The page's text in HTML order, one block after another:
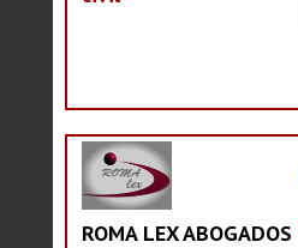
ROMA LEX ABOGADOS